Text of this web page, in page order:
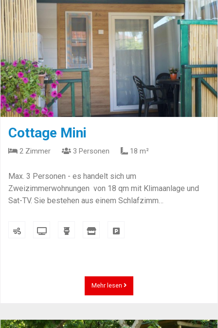
Cottage Mini
2 Zimmer 3 Personen 18 m²
Max. 3 Personen - es handelt sich um
Zweizimmerwohnungen von 18 qm mit Klimaanlage und
Sat-TV. Sie bestehen aus einem Schlafzimm…
Mehr lesen